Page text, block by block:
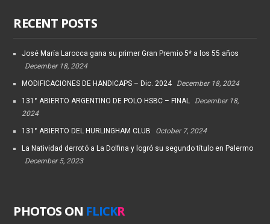
RECENT POSTS
José María Larocca gana su primer Gran Premio 5* a los 55 años
December 18, 2024
MODIFICACIONES DE HANDICAPS – Dic. 2024 December 18, 2024
131° ABIERTO ARGENTINO DE POLO HSBC – FINAL
December 18,
2024
131° ABIERTO DEL HURLINGHAM CLUB October 7, 2024
La Natividad derrotó a La Dolfina y logró su segundo título en Palermo
December 5, 2023
PHOTOS ON FLICKR